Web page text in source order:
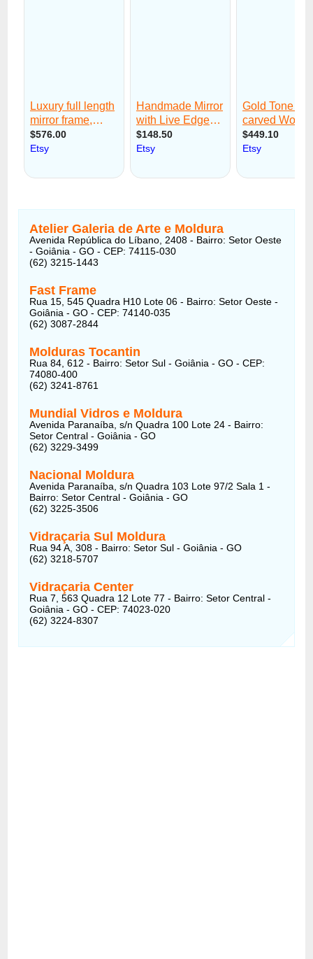
Atelier Galeria de Arte e Moldura
Avenida República do Líbano, 2408 - Bairro: Setor Oeste
- Goiânia - GO - CEP: 74115-030
(62) 3215-1443
Fast Frame
Rua 15, 545 Quadra H10 Lote 06 - Bairro: Setor Oeste -
Goiânia - GO - CEP: 74140-035
(62) 3087-2844
Molduras Tocantin
Rua 84, 612 - Bairro: Setor Sul - Goiânia - GO - CEP:
74080-400
(62) 3241-8761
Mundial Vidros e Moldura
Avenida Paranaíba, s/n Quadra 100 Lote 24 - Bairro:
Setor Central - Goiânia - GO
(62) 3229-3499
Nacional Moldura
Avenida Paranaíba, s/n Quadra 103 Lote 97/2 Sala 1 -
Bairro: Setor Central - Goiânia - GO
(62) 3225-3506
Vidraçaria Sul Moldura
Rua 94 A, 308 - Bairro: Setor Sul - Goiânia - GO
(62) 3218-5707
Vidraçaria Center
Rua 7, 563 Quadra 12 Lote 77 - Bairro: Setor Central -
Goiânia - GO - CEP: 74023-020
(62) 3224-8307